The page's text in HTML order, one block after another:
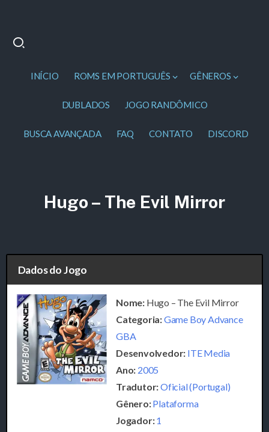
INÍCIO ROMS EM PORTUGUÊS GÊNEROS
DUBLADOS JOGO RANDÔMICO
BUSCA AVANÇADA FAQ CONTATO DISCORD
Hugo – The Evil Mirror
Dados do Jogo
Nome: Hugo – The Evil Mirror
Categoria:Game Boy Advance
GBA
Desenvolvedor: ITE Media
Ano: 2005
Tradutor:Oficial (Portugal)
Gênero:Plataforma
Jogador:1